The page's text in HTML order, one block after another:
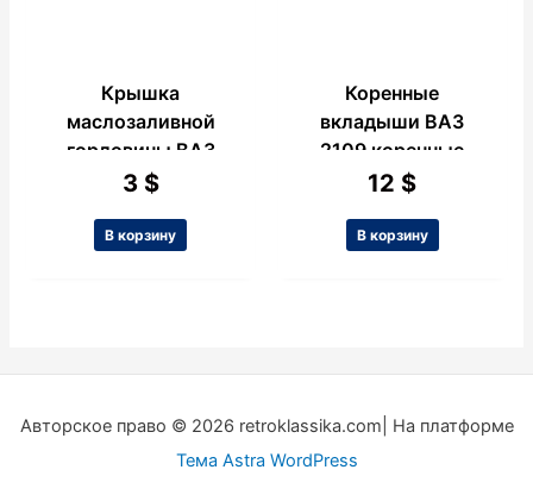
Крышка
маслозаливной
горловины ВАЗ
3 $
В корзину
Коренные
вкладыши ВАЗ
2109 коренные
0.50
12 $
В корзину
Авторское право © 2026 retroklassika.com| На платформе
Тема Astra WordPress